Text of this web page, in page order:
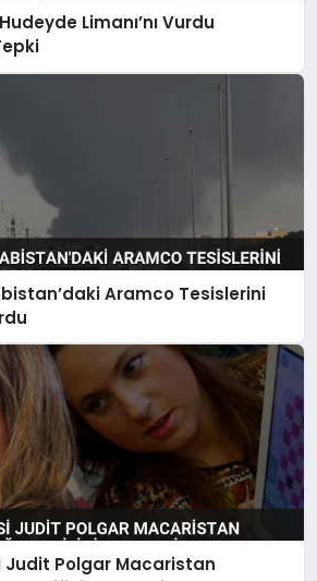
Limanı’nı Vurdu
Aramco Tesislerini
Judit Polgar Macaristan